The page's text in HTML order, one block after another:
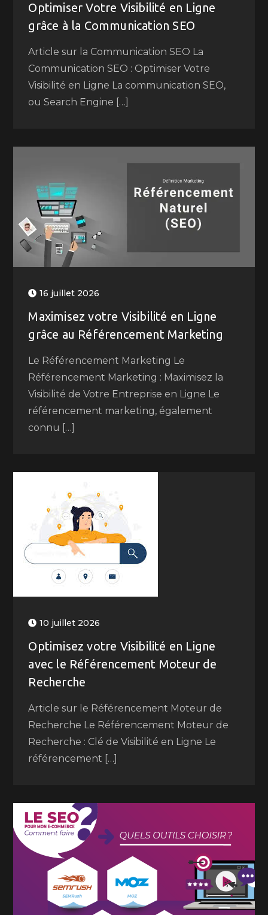
Optimiser Votre Visibilité en Ligne
grâce à la Communication SEO
Article sur la Communication SEO La
Communication SEO : Optimiser Votre
Visibilité en Ligne La communication SEO,
ou Search Engine […]
16 juillet 2026
Maximisez votre Visibilité en Ligne
grâce au Référencement Marketing
Le Référencement Marketing Le
Référencement Marketing : Maximisez la
Visibilité de Votre Entreprise en Ligne Le
référencement marketing, également
connu […]
10 juillet 2026
Optimisez votre Visibilité en Ligne
avec le Référencement Moteur de
Recherche
Article sur le Référencement Moteur de
Recherche Le Référencement Moteur de
Recherche : Clé de Visibilité en Ligne Le
référencement […]